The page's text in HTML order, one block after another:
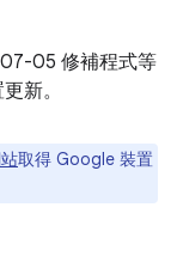
05 修補程式等
新。
取得 Google 裝置